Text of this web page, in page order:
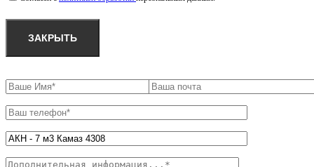
ЗАКРЫТЬ